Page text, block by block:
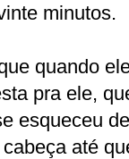
minutos.
quando
pra ele,
esqueceu
até